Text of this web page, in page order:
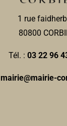
1 rue
80800
Tél. : 03 22 96
mairie@mairie-